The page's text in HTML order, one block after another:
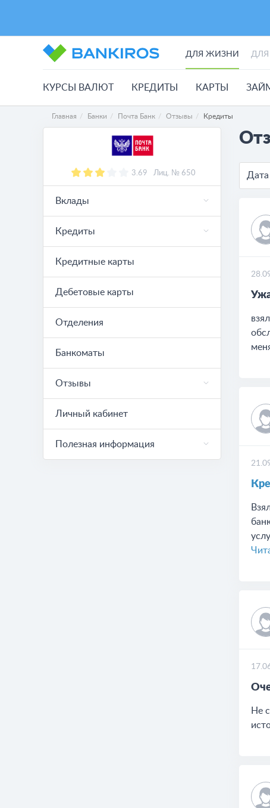
ДЛЯ ЖИЗНИ ДЛЯ
КУРСЫ ВАЛЮТ КРЕДИТЫ КАРТЫ
Главная Банки Почта Банк Отзывы Кредиты
3.69 Лиц. № 650
Вклады
Кредиты
Кредитные карты
Дебетовые карты
Отделения
Банкоматы
Отзывы
Личный кабинет
Полезная информация
Не